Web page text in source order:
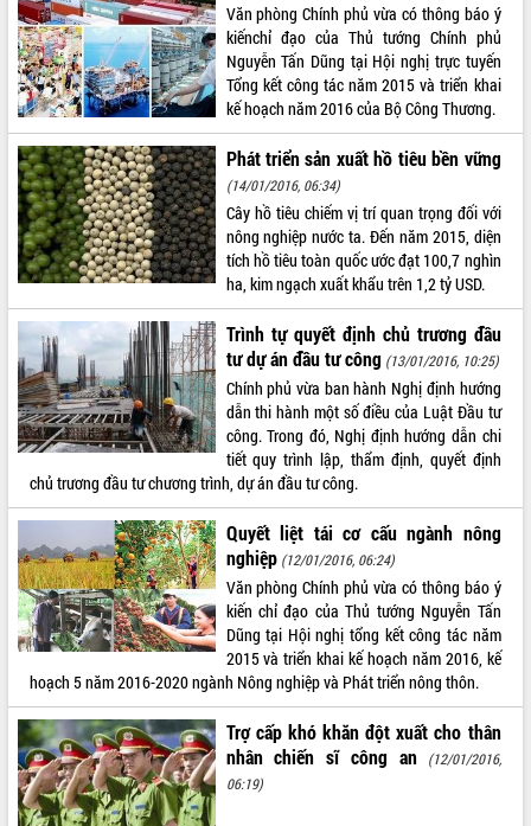
VIDEO
Không có file video nào để phát.
ALBUM ẢNH
LIÊN KẾT WEB
THỐNG KÊ TRUY CẬP
Hôm nay: 461
Tất cả: 66086129
Văn phòng Chính phủ vừa có thông báo ý
kiếnchỉ đạo của Thủ tướng Chính phủ
Nguyễn Tấn Dũng tại Hội nghị trực tuyến
Tổng kết công tác năm 2015 và triển khai
kế hoạch năm 2016 của Bộ Công Thương.
Phát triển sản xuất hồ tiêu bền vững
(14/01/2016, 06:34)
Cây hồ tiêu chiếm vị trí quan trọng đối với
nông nghiệp nước ta. Đến năm 2015, diện
tích hồ tiêu toàn quốc ước đạt 100,7 nghìn
ha, kim ngạch xuất khẩu trên 1,2 tỷ USD.
Trình tự quyết định chủ trương đầu
tư dự án đầu tư công (13/01/2016, 10:25)
Chính phủ vừa ban hành Nghị định hướng
dẫn thi hành một số điều của Luật Đầu tư
công. Trong đó, Nghị định hướng dẫn chi
tiết quy trình lập, thẩm định, quyết định
chủ trương đầu tư chương trình, dự án đầu tư công.
Quyết liệt tái cơ cấu ngành nông
nghiệp (12/01/2016, 06:24)
Văn phòng Chính phủ vừa có thông báo ý
kiến chỉ đạo của Thủ tướng Nguyễn Tấn
Dũng tại Hội nghị tổng kết công tác năm
2015 và triển khai kế hoạch năm 2016, kế
hoạch 5 năm 2016-2020 ngành Nông nghiệp và Phát triển nông thôn.
Trợ cấp khó khăn đột xuất cho thân
nhân chiến sĩ công an
(12/01/2016,
06:19)